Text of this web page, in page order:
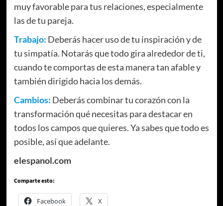
muy favorable para tus relaciones, especialmente
las de tu pareja.
Trabajo: Deberás hacer uso de tu inspiración y de
tu simpatía. Notarás que todo gira alrededor de ti,
cuando te comportas de esta manera tan afable y
también dirigido hacia los demás.
Cambios: Deberás combinar tu corazón con la
transformación qué necesitas para destacar en
todos los campos que quieres. Ya sabes que todo es
posible, así que adelante.
elespanol.com
Comparte esto:
Facebook X